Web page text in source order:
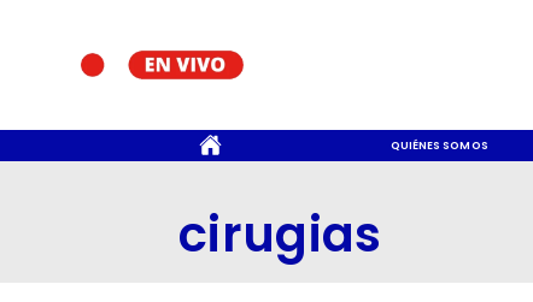
QUIÉNES SOMOS
cirugias